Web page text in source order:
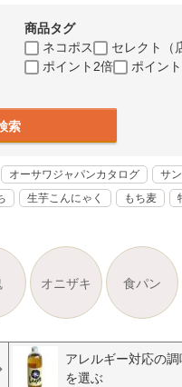
商品タグ
ネコポス
セレクト（
ポイント2倍
ポイン
索
オーサワジャパンカタログ サ
生芋こんにゃく もち麦
オニザキ 食パン
アレルギー対応の調
を選ぶ